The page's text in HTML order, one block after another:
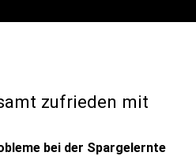
zufrieden mit
bei der Spargelernte